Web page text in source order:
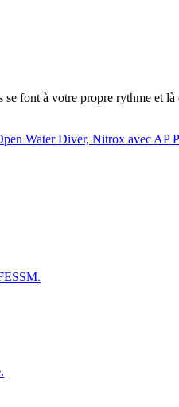
se font à votre propre rythme et là